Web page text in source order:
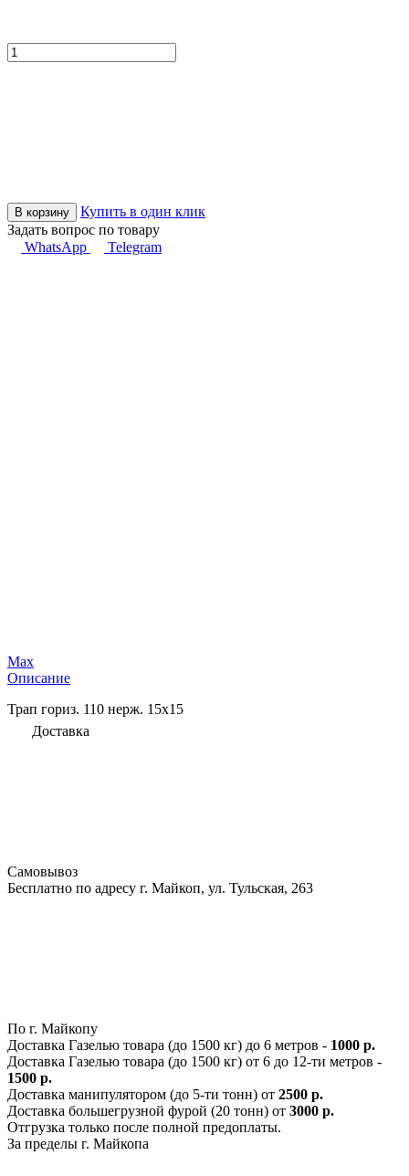
В корзину
Купить в один клик
Задать вопрос по товару
WhatsApp
Telegram
Max
Описание
Трап гориз. 110 нерж. 15х15
Доставка
Самовывоз
Бесплатно по адресу г. Майкоп, ул. Тульская, 263
По г. Майкопу
Доставка Газелью товара (до 1500 кг) до 6 метров - 1000 р.
Доставка Газелью товара (до 1500 кг) от 6 до 12-ти метров -
1500 р.
Доставка манипулятором (до 5-ти тонн) от 2500 р.
Доставка большегрузной фурой (20 тонн) от 3000 р.
Отгрузка только после полной предоплаты.
За пределы г. Майкопа